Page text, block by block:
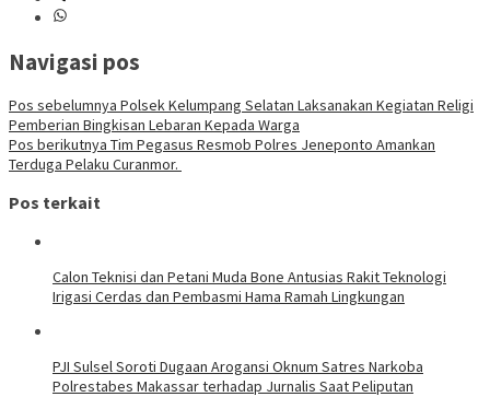
Navigasi pos
Pos sebelumnya Polsek Kelumpang Selatan Laksanakan Kegiatan Religi
Pemberian Bingkisan Lebaran Kepada Warga
Pos berikutnya Tim Pegasus Resmob Polres Jeneponto Amankan
Terduga Pelaku Curanmor.
Pos terkait
Calon Teknisi dan Petani Muda Bone Antusias Rakit Teknologi
Irigasi Cerdas dan Pembasmi Hama Ramah Lingkungan
PJI Sulsel Soroti Dugaan Arogansi Oknum Satres Narkoba
Polrestabes Makassar terhadap Jurnalis Saat Peliputan